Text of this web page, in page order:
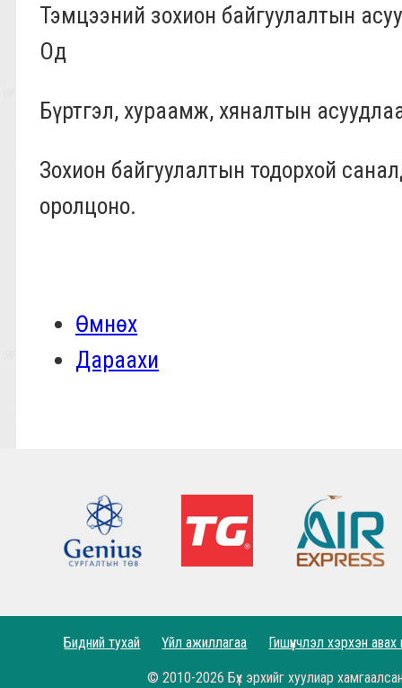
Тэмцээний зохион байгуулалтын
Од
Бүртгэл, хураамж, хяналтын
Зохион байгуулалтын тодорхой
оролцоно.
Өмнөх
Дараахи
Бидний тухай Үйл ажиллагаа Гишүүнчлэл хэрхэн
© 2010-2026 Бүх эрхийг хуулиар